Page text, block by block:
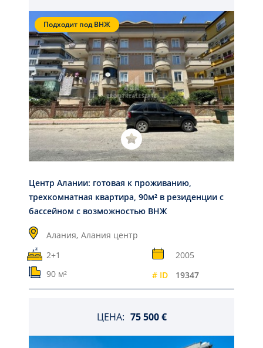
Подходит под ВНЖ
Центр Алании: готовая к проживанию,
трехкомнатная квартира, 90м² в резиденции c
бассейном с возможностью ВНЖ
Алания, Алания центр
2+1
2005
90 м²
# ID 19347
ЦЕНА: 75 500 €